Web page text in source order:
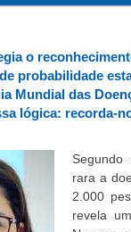
o
probabilidade
Mundial das
lógica: recorda-
Segundo
rara a
2.000
revela